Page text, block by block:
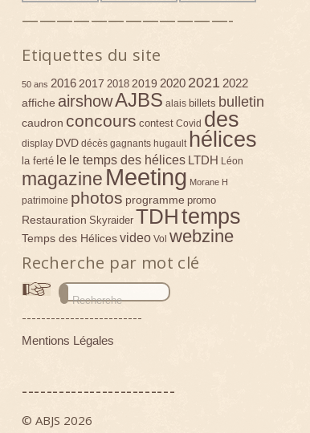
————————————-
Etiquettes du site
50 ans 2016 2017 2018 2019 2020 2021 2022
affiche airshowAJBS alais billets bulletin
caudron concours contest Covid des
display DVD décès gagnants hugault hélices
la ferté le le temps des hélices LTDH Léon
magazine Meeting Morane H
patrimoine photos programme promo
Restauration Skyraider TDHtemps
Temps des Hélicesvideo Vol webzine
Recherche par mot clé
-------------------------
Mentions Légales
-------------------------
© ABJS 2026